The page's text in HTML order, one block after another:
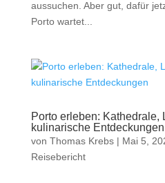
aussuchen. Aber gut, dafür
Porto wartet...
Porto erleben: Kathedrale,
kulinarische Entdeckungen
von Thomas Krebs| Mai 5,
Reisebericht